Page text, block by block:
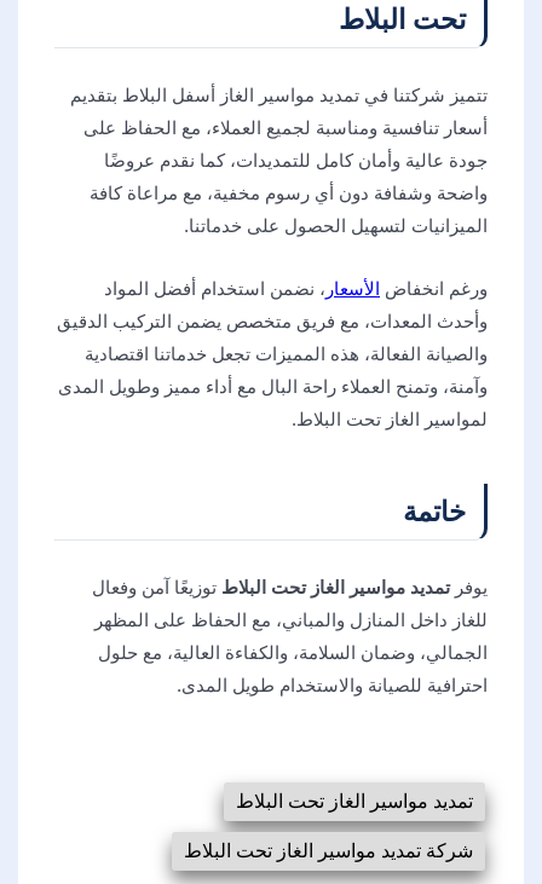
تحت البلاط
تتميز شركتنا في تمديد مواسير الغاز أسفل البلاط بتقديم
أسعار تنافسية ومناسبة لجميع العملاء، مع الحفاظ على
جودة عالية وأمان كامل للتمديدات، كما نقدم عروضًا
واضحة وشفافة دون أي رسوم مخفية، مع مراعاة كافة
الميزانيات لتسهيل الحصول على خدماتنا.
ورغم انخفاض الأسعار ، نضمن استخدام أفضل المواد
وأحدث المعدات، مع فريق متخصص يضمن التركيب الدقيق
والصيانة الفعالة، هذه المميزات تجعل خدماتنا اقتصادية
وآمنة، وتمنح العملاء راحة البال مع أداء مميز وطويل المدى
لمواسير الغاز تحت البلاط.
خاتمة
يوفرتمديد مواسير الغاز تحت البلاط توزيعًا آمن وفعال
للغاز داخل المنازل والمباني، مع الحفاظ على المظهر
الجمالي، وضمان السلامة، والكفاءة العالية، مع حلول
احترافية للصيانة والاستخدام طويل المدى.
تمديد مواسير الغاز تحت البلاط
شركة تمديد مواسير الغاز تحت البلاط